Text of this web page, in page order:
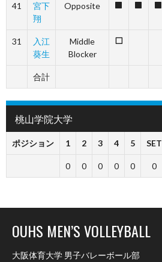
41
宮下
翔
Opposite
31
入江
葵生
Middle
Blocker
0
合計
桃山学院大学
ポジション 1 2 3 4 5 SET
0 0 0 0 0 0
OUHS MEN’S VOLLEYBALL
大阪体育大学 男子バレーボール部